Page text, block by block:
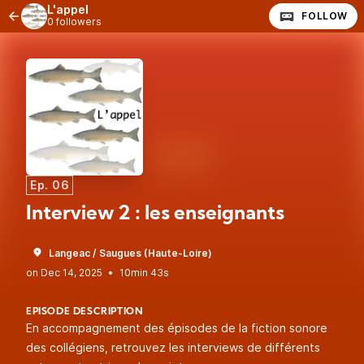
L'appel
0 followers FOLLOW
Ep. 06
Interview 2 : les enseignants
Langeac / Saugues (Haute-Loire)
•
10min 43s
EPISODE DESCRIPTION
En accompagnement des épisodes de la fiction sonore
des collégiens, retrouvez les interviews de différents